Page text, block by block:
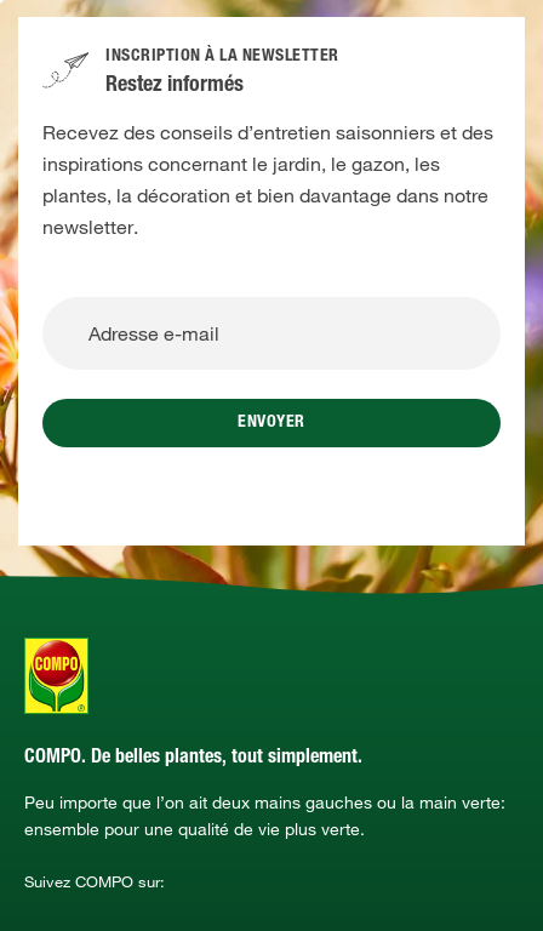
INSCRIPTION À LA NEWSLETTER
Restez informés
Recevez des conseils d’entretien saisonniers et des
inspirations concernant le jardin, le gazon, les
plantes, la décoration et bien davantage dans notre
newsletter.
ENVOYER
COMPO. De belles plantes, tout simplement.
Peu importe que l’on ait deux mains gauches ou la main verte:
ensemble pour une qualité de vie plus verte.
Suivez COMPO sur: